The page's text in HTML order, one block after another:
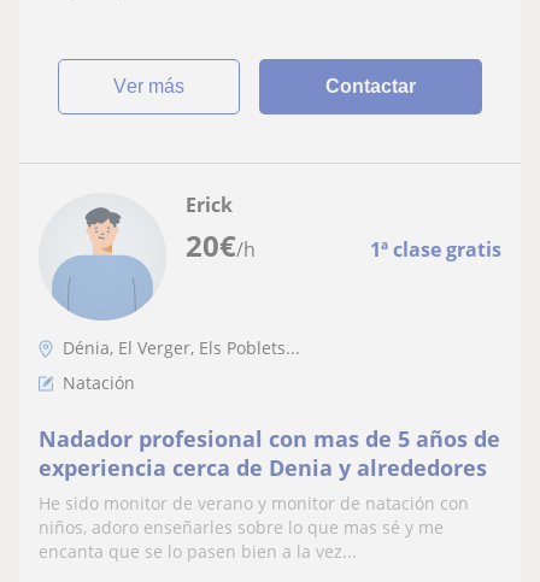
ver más Contactar
20€/h 1ª clase gratis
Erick
Dénia, El Verger, Els Poblets...
Natación
Nadador profesional con mas de 5 años de
experiencia cerca de Denia y alrededores
He sido monitor de verano y monitor de natación con
niños, adoro enseñarles sobre lo que mas sé y me
encanta que se lo pasen bien a la vez...